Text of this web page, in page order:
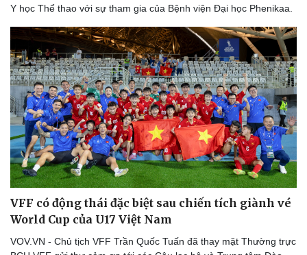
Y học Thể thao với sự tham gia của Bệnh viện Đại học Phenikaa.
VFF có động thái đặc biệt sau chiến tích giành vé
World Cup của U17 Việt Nam
VOV.VN - Chủ tịch VFF Trần Quốc Tuấn đã thay mặt Thường trực